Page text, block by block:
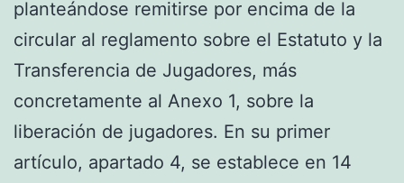
planteándose remitirse por encima de la
circular al reglamento sobre el Estatuto y la
Transferencia de Jugadores, más
concretamente al Anexo 1, sobre la
liberación de jugadores. En su primer
artículo, apartado 4, se establece en 14